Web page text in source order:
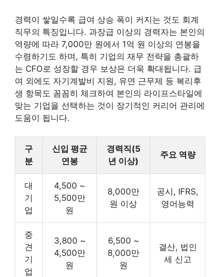
경력이 쌓일수록 급여 상승 폭이 커지는 것도 회계
직무의 특징입니다. 과장급 이상의 경력자는 본인의
역량에 따라 7,000만 원에서 1억 원 이상의 연봉을
수령하기도 하며, 특히 기업의 재무 전략을 총괄하
는 CFO로 성장할 경우 보상은 더욱 확대됩니다. 급
여 외에도 자기계발비 지원, 유연 근무제 등 복리후
생 항목도 꼼꼼히 체크하여 본인의 라이프스타일에
맞는 기업을 선택하는 것이 장기적인 커리어 관리에
도움이 됩니다.
구
분
신입 평균
연봉
경력직(5
년 이상)
주요 역량
대
기
업
4,500 ~
5,500만
원
8,000만
원 이상
공시, IFRS,
영어능력
중
견
기
업
3,800 ~
4,500만
원
6,500 ~
8,000만
원
결산, 법인
세 신고